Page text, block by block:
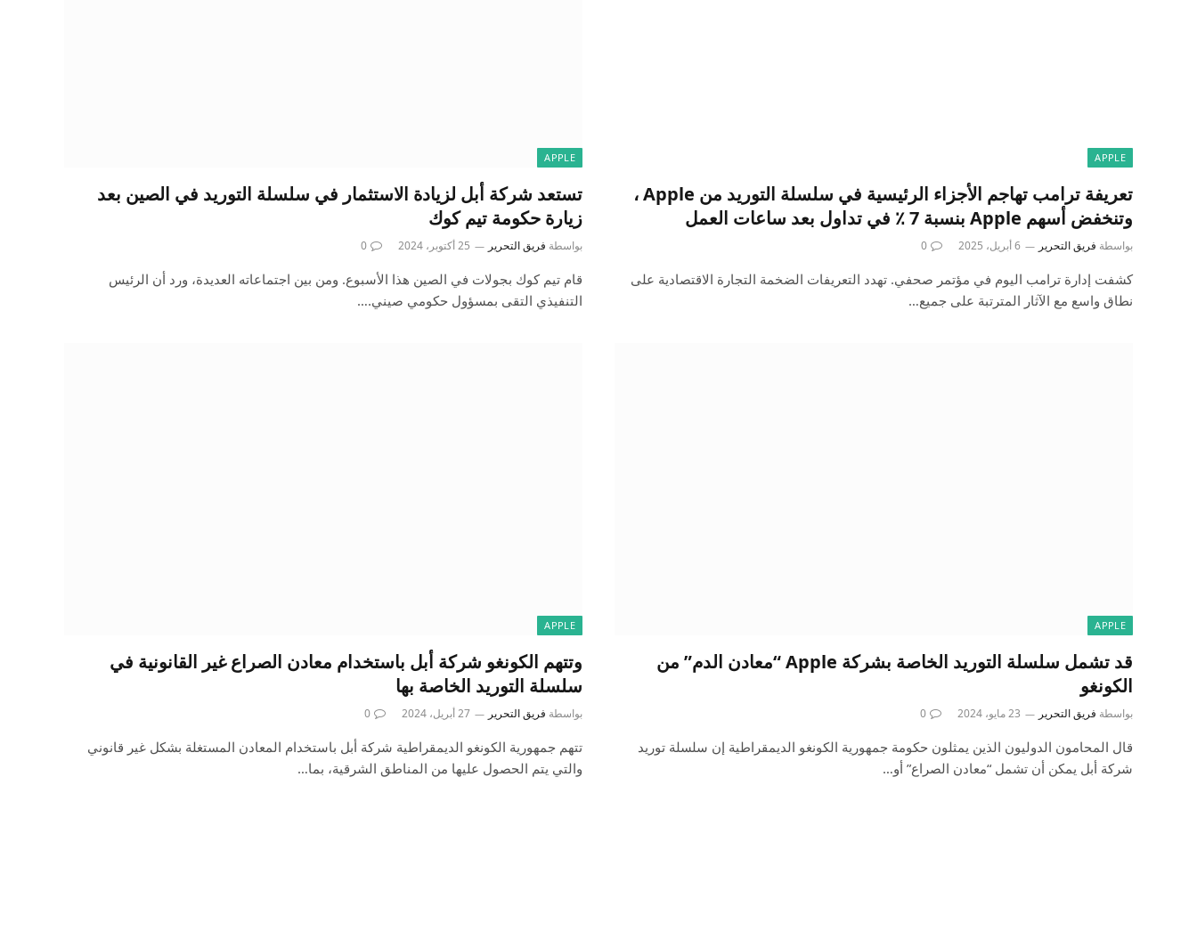
APPLE
تعريفة ترامب تهاجم الأجزاء الرئيسية في سلسلة التوريد من Apple ،
وتنخفض أسهم Apple بنسبة 7 ٪ في تداول بعد ساعات العمل
بواسطة فريق التحرير 6 أبريل، 2025 0
كشفت إدارة ترامب اليوم في مؤتمر صحفي. تهدد التعريفات الضخمة التجارة الاقتصادية على
نطاق واسع مع الآثار المترتبة على جميع…
APPLE
تستعد شركة أبل لزيادة الاستثمار في سلسلة التوريد في الصين بعد
زيارة حكومة تيم كوك
بواسطة فريق التحرير 25 أكتوبر، 2024 0
قام تيم كوك بجولات في الصين هذا الأسبوع. ومن بين اجتماعاته العديدة، ورد أن الرئيس
التنفيذي التقى بمسؤول حكومي صيني.…
APPLE
قد تشمل سلسلة التوريد الخاصة بشركة Apple “معادن الدم” من
الكونغو
بواسطة فريق التحرير 23 مايو، 2024 0
قال المحامون الدوليون الذين يمثلون حكومة جمهورية الكونغو الديمقراطية إن سلسلة توريد
شركة أبل يمكن أن تشمل “معادن الصراع” أو…
APPLE
وتتهم الكونغو شركة أبل باستخدام معادن الصراع غير القانونية في
سلسلة التوريد الخاصة بها
بواسطة فريق التحرير 27 أبريل، 2024 0
تتهم جمهورية الكونغو الديمقراطية شركة أبل باستخدام المعادن المستغلة بشكل غير قانوني
والتي يتم الحصول عليها من المناطق الشرقية، بما…